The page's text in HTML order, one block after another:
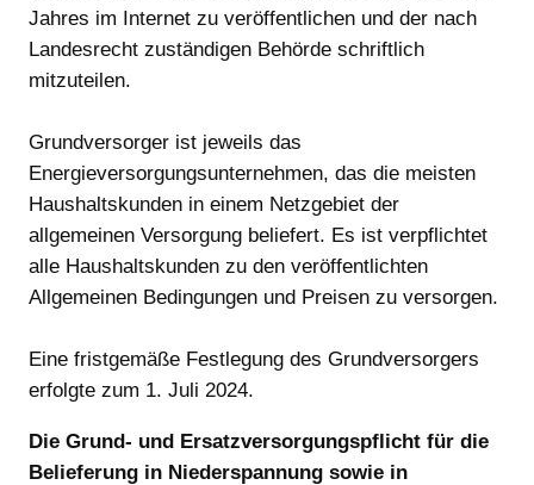
Jahres im Internet zu veröffentlichen und der nach
Landesrecht zuständigen Behörde schriftlich
mitzuteilen.
Grundversorger ist jeweils das
Energieversorgungsunternehmen, das die meisten
Haushaltskunden in einem Netzgebiet der
allgemeinen Versorgung beliefert. Es ist verpflichtet
alle Haushaltskunden zu den veröffentlichten
Allgemeinen Bedingungen und Preisen zu versorgen.
Eine fristgemäße Festlegung des Grundversorgers
erfolgte zum 1. Juli 2024.
Die Grund- und Ersatzversorgungspflicht für die
Belieferung in Niederspannung sowie in